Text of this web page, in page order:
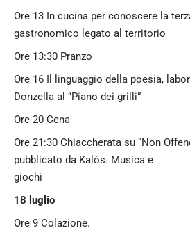
Ore 13 In cucina per conoscere la
gastronomico legato al territorio
Ore 13:30 Pranzo
Ore 16 Il linguaggio della poesia,
Donzella al “Piano dei grilli”
Ore 20 Cena
Ore 21:30 Chiaccherata su “Non
pubblicato da Kalòs. Musica e
giochi
18 luglio
Ore 9 Colazione.